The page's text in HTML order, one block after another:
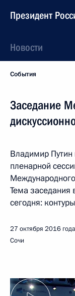
Президент
Новости
События
Заседание
Владимир Путин
пленарной
Тема заседания
сегодня:
27 октября 2016 года
Сочи